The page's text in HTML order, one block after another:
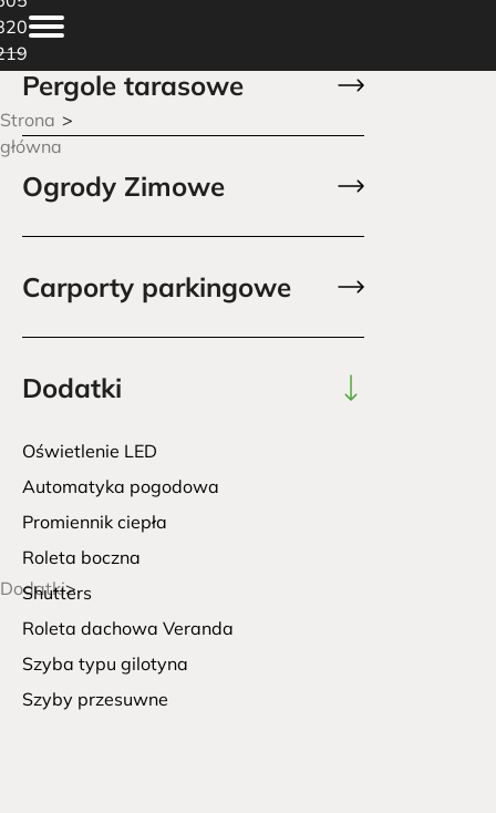
Strona
główna
Dodatki
Pergole tarasowe
Ogrody Zimowe
Carporty parkingowe
Dodatki
Oświetlenie LED
Automatyka pogodowa
Promiennik ciepła
Roleta boczna
Shutters
Roleta dachowa Veranda
Szyba typu gilotyna
Szyby przesuwne